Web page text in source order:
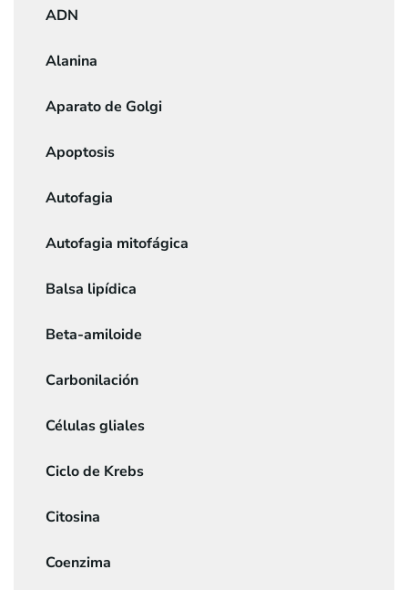
ADN
Alanina
Aparato de Golgi
Apoptosis
Autofagia
Autofagia mitofágica
Balsa lipídica
Beta-amiloide
Carbonilación
Células gliales
Ciclo de Krebs
Citosina
Coenzima